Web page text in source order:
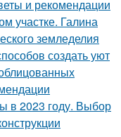
и рекомендации
участке. Галина
земледелия
создать уют
в 2023 году. Выбор